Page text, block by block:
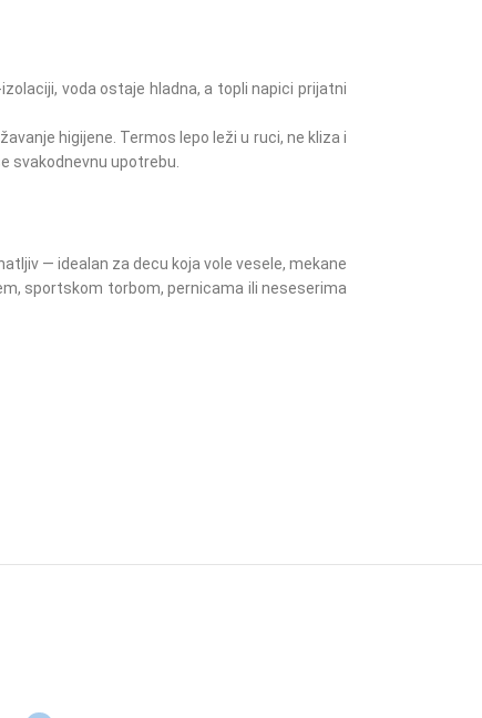
voda ostaje hladna, a topli napici prijatni
higijene. Termos lepo leži u ruci, ne kliza i
svakodnevnu upotrebu.
— idealan za decu koja vole vesele, mekane
sportskom torbom, pernicama ili neseserima